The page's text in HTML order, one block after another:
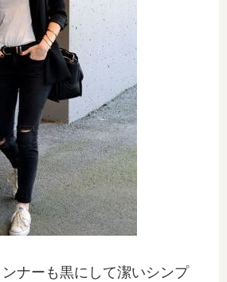
ナーも黒にして潔いシンプ